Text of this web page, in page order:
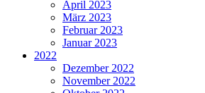
April 2023
März 2023
Februar 2023
Januar 2023
2022
Dezember 2022
November 2022